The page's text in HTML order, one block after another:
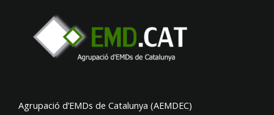
Agrupació d’EMDs de Catalunya (AEMDEC)